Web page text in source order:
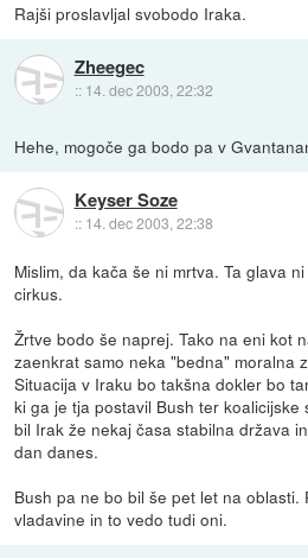
Rajši proslavljal svobodo Iraka.
Zheegec
:: 14. dec 2003, 22:32
Hehe, mogoče ga bodo pa v
Keyser Soze
:: 14. dec 2003, 22:38
Mislim, da kača še ni mrtva. Ta glava
cirkus.
Žrtve bodo še naprej. Tako na eni kot
zaenkrat samo neka "bedna" moralna
Situacija v Iraku bo takšna dokler bo
ki ga je tja postavil Bush ter
bil Irak že nekaj časa stabilna država
dan danes.
Bush pa ne bo bil še pet let na oblasti.
vladavine in to vedo tudi oni.